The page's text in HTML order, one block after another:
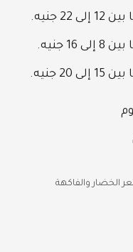
جنيه.
جنيه.
جنيه.
الخضار والفاكهة